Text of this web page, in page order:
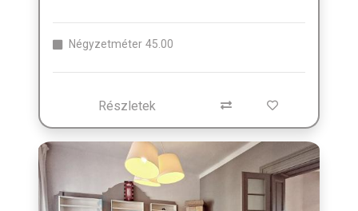
Négyzetméter 45.00
Részletek